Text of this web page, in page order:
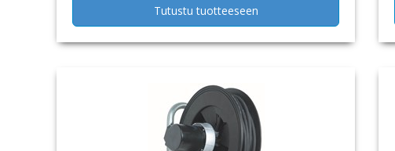
Tutustu tuotteeseen